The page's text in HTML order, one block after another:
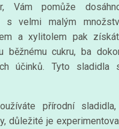
Vám pomůže
s velmi malým
a xylitolem pak
běžnému cukru, ba
účinků. Tyto sladidla
přírodní
důležité je